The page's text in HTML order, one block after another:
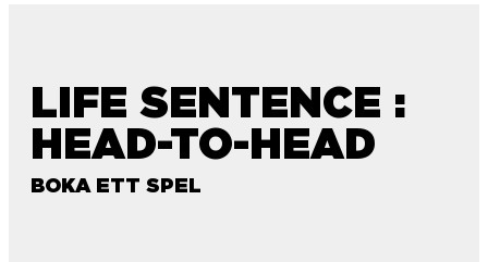
LIFE SENTENCE :
HEAD-TO-HEAD
BOKA ETT SPEL